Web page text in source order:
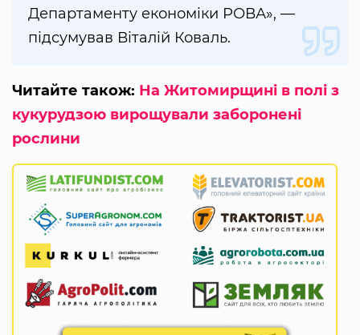
Департаменту економіки РОВА», —
підсумував Віталій Коваль.
Читайте також: На Житомирщині в полі з
кукурудзою вирощували заборонені
рослини